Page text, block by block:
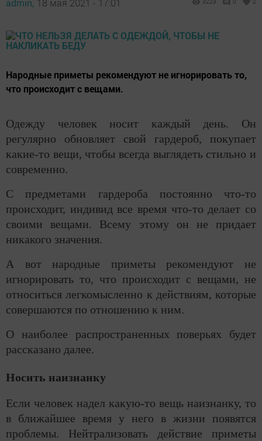
admin, 18 мая 2021 - 17:01
Народные приметы рекомендуют не игнорировать то,
что происходит с вещами.
Одежду человек носит каждый день. Он
регулярно обновляет свой гардероб, покупает
какие-то вещи, чтобы всегда выглядеть стильно и
современно.
С предметами гардероба постоянно что-то
происходит, индивид все время что-то делает со
своими вещами. Всему этому он не придает
никакого значения.
А вот народные приметы рекомендуют не
игнорировать то, что происходит с вещами, не
относиться легкомысленно к действиям, которые
совершаются по отношению к ним.
О наиболее распространенных поверьях будет
рассказано далее.
Носить наизнанку
Если человек надел какую-то вещь наизнанку, то
в ближайшее время у него в жизни появятся
проблемы. Нейтрализовать действие приметы